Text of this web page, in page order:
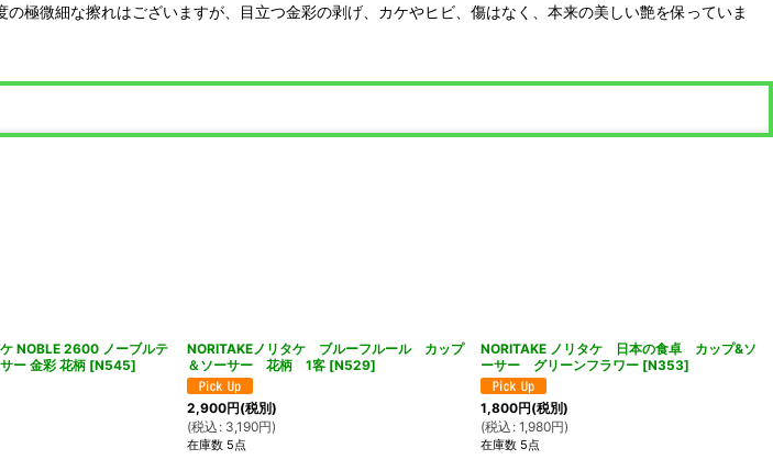
極微細な擦れはございますが、目立つ金彩の剥げ、カケやヒビ、傷はなく、本来の美しい艶を保っていま
NOBLE 2600 ノーブルテ
ー 金彩 花柄 [N545]
NORITAKEノリタケ ブルーフルール カップ
＆ソーサー 花柄 1客 [N529]
2,900円(税別)
(税込 : 3,190円)
在庫数 5点
NORITAKE ノリタケ 日本の食卓 カップ&ソ
ーサー グリーンフラワー [N353]
1,800円(税別)
(税込 : 1,980円)
在庫数 5点